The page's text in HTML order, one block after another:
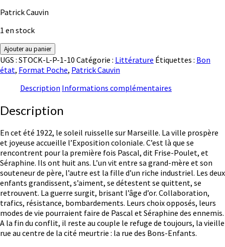
Patrick Cauvin
1 en stock
quantité
de
Rue
Ajouter au panier
UGS : STOCK-L-P-1-10 Catégorie : Littérature Étiquettes : Bon
état, Format Poche, Patrick Cauvin
Description Informations complémentaires
Description
En cet été 1922, le soleil ruisselle sur Marseille. La ville prospère
et joyeuse accueille l’Exposition coloniale. C’est là que se
rencontrent pour la première fois Pascal, dit Frise-Poulet, et
Séraphine. Ils ont huit ans. L’un vit entre sa grand-mère et son
souteneur de père, l’autre est la fille d’un riche industriel. Les deux
enfants grandissent, s’aiment, se détestent se quittent, se
retrouvent. La guerre surgit, brisant l’âge d’or. Collaboration,
trafics, résistance, bombardements. Leurs choix opposés, leurs
modes de vie pourraient faire de Pascal et Séraphine des ennemis.
A la fin du conflit, il reste au couple le refuge de toujours, la vieille
rue au centre de la cité meurtrie : la rue des Bons-Enfants.